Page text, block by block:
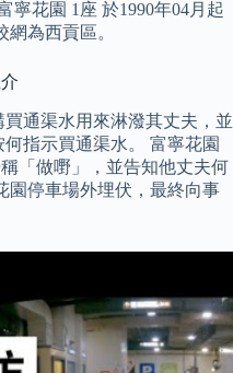
寧花園 1座 於1990年04月起
為西貢區。
通渠水用來淋潑其丈夫，並
指示買通渠水。 富寧花園
「做嘢」，並告知他丈夫何
園停車場外埋伏，最終向事